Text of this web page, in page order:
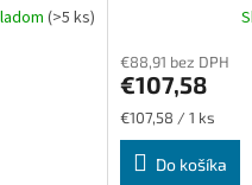
(>5 ks)
€88,91 bez DPH
€107,58
Jednotková
cena:
€107,58 / 1 ks
Do košíka